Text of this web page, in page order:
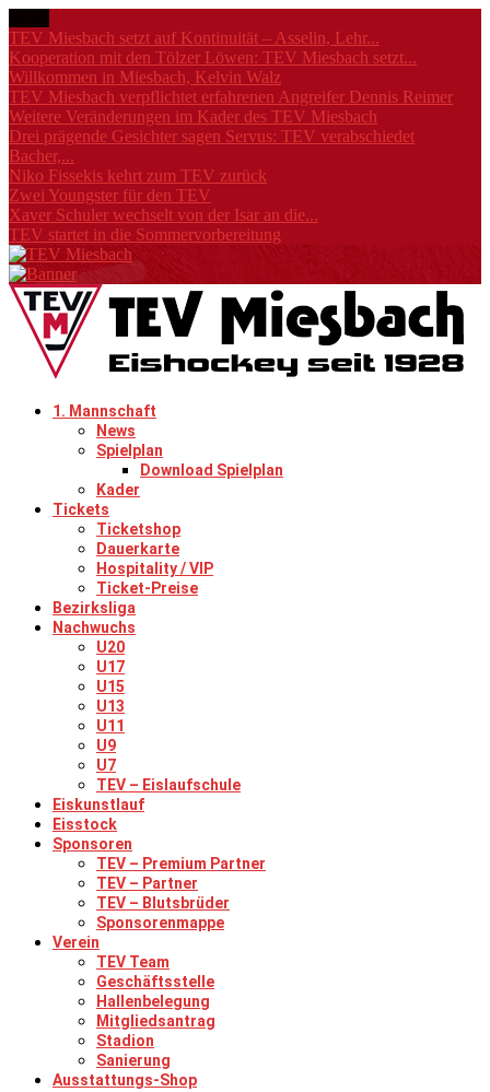
TEV Miesbach setzt auf Kontinuität – Asselin, Lehr...
Kooperation mit den Tölzer Löwen: TEV Miesbach setzt...
Willkommen in Miesbach, Kelvin Walz
TEV Miesbach verpflichtet erfahrenen Angreifer Dennis Reimer
Weitere Veränderungen im Kader des TEV Miesbach
Drei prägende Gesichter sagen Servus: TEV verabschiedet
Bacher,...
Niko Fissekis kehrt zum TEV zurück
Zwei Youngster für den TEV
Xaver Schuler wechselt von der Isar an die...
TEV startet in die Sommervorbereitung
1. Mannschaft
News
Spielplan
Download Spielplan
Kader
Tickets
Ticketshop
Dauerkarte
Hospitality / VIP
Ticket-Preise
Bezirksliga
Nachwuchs
U20
U17
U15
U13
U11
U9
U7
TEV – Eislaufschule
Eiskunstlauf
Eisstock
Sponsoren
TEV – Premium Partner
TEV – Partner
TEV – Blutsbrüder
Sponsorenmappe
Verein
TEV Team
Geschäftsstelle
Hallenbelegung
Mitgliedsantrag
Stadion
Sanierung
Ausstattungs-Shop